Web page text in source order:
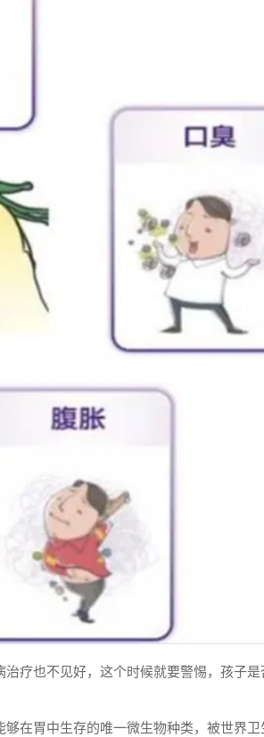
疗也不见好，这个时候就要警惕，孩子是
在胃中生存的唯一微生物种类，被世界卫